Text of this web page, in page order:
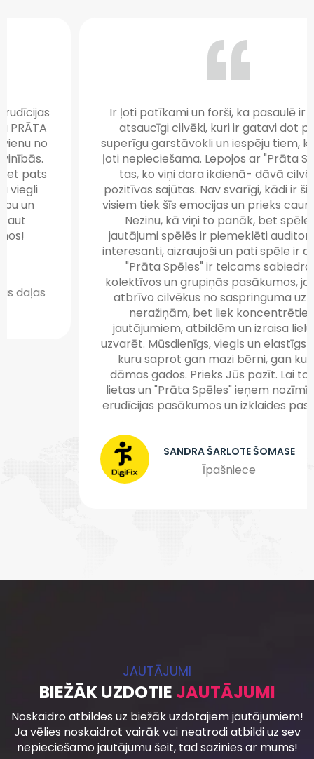
Ir ļoti patīkami un forši, ka pasaulē ir gaiši un
atsaucīgi cilvēki, kuri ir gatavi dot prieku,
superīgu garstāvokli un iespēju tiem, kuriem tā
ļoti nepieciešama. Lepojos ar "Prāta Spēles", jo
tas, ko viņi dara ikdienā- dāvā cilvēkiem
pozitīvas sajūtas. Nav svarīgi, kādi ir šie cilvēki,
visiem tiek šīs emocijas un prieks caur spēlēm.
Nezinu, kā viņi to panāk, bet spēles un
jautājumi spēlēs ir piemeklēti auditorijai un ir
interesanti, aizraujoši un pati spēle ir azartiska.
"Prāta Spēles" ir teicams sabiedrotais
kolektīvos un grupiņās pasākumos, jo ne tikai
atbrīvo cilvēkus no saspringuma uz darbu,
neražiņām, bet liek koncentrēties uz
jautājumiem, atbildēm un izraisa lielu vēlmi
uzvarēt. Mūsdienīgs, viegls un elastīgs formāts,
kuru saprot gan mazi bērni, gan kungi un
dāmas gados. Prieks Jūs pazīt. Lai top lielas
lietas un "Prāta Spēles" ieņem nozīmīgu vietu
erudīcijas pasākumos un izklaides pasākumos.
SANDRA ŠARLOTE ŠOMASE
Īpašniece
JAUTĀJUMI
BIEŽĀK UZDOTIE JAUTĀJUMI
Noskaidro atbildes uz biežāk uzdotajiem jautājumiem!
Ja vēlies noskaidrot vairāk vai neatrodi atbildi uz sev
nepieciešamo jautājumu šeit, tad sazinies ar mums!